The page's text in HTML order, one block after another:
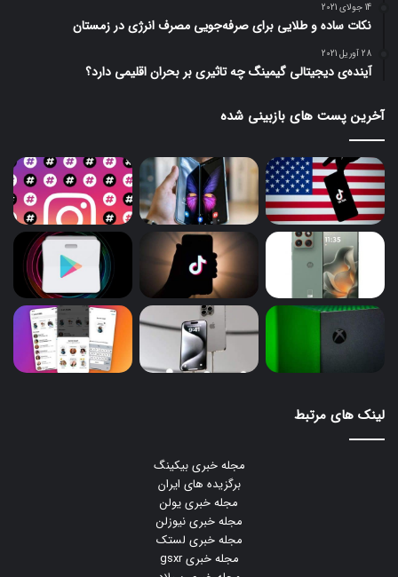
14 جولای 2021
نکات ساده و طلایی برای صرفه‌جویی مصرف انرژی در زمستان
28 آوریل 2021
آینده‌ی دیجیتالی گیمینگ چه تاثیری بر بحران اقلیمی دارد؟
آخرین پست های بازبینی شده
لینک های مرتبط
مجله خبری بیکینگ
برگزیده های ایران
مجله خبری یولن
مجله خبری نیوزلن
مجله خبری لستک
مجله خبری gsxr